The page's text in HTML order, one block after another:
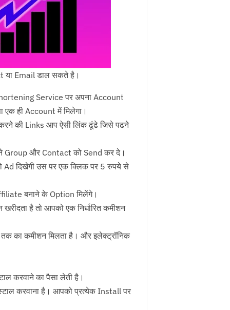
या Email डाल सकते है।
Service पर अपना Account
एक ही Account में मिलेगा।
की Links आप ऐसी लिंक ढूंढे जिसे पढने
Group और Contact को Send कर दे।
दिखेगी उस पर एक क्लिक पर 5 रुपये से
बनाने के Option मिलेंगे।
है तो आपको एक निर्धारित कमीशन
का कमीशन मिलता है। और इलेक्ट्रॉनिक
करवाने का पैसा लेती है।
करवाना है। आपको प्रत्येक Install पर